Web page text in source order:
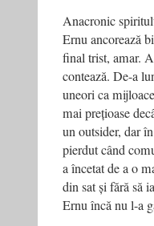
Anacronic
Ernu ancorează
final trist, amar.
contează. De-a
uneori ca
mai prețioase
un outsider, dar
pierdut când
a încetat de a o
din sat și fără să
Ernu încă nu l-a